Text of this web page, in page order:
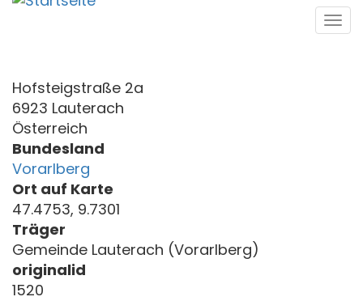
Direkt
Hofsteigstraße 2a
6923 Lauterach
Österreich
Bundesland
Vorarlberg
Ort auf Karte
47.4753, 9.7301
Träger
Gemeinde Lauterach (Vorarlberg)
originalid
1520